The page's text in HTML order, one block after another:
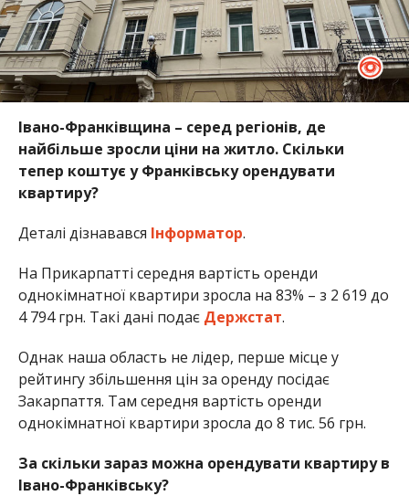
Івано-Франківщина – серед регіонів, де
найбільше зросли ціни на житло. Скільки
тепер коштує у Франківську орендувати
квартиру?
Деталі дізнавався Інформатор.
На Прикарпатті середня вартість оренди
однокімнатної квартири зросла на 83% – з 2 619 до
4 794 грн. Такі дані подає Держстат.
Однак наша область не лідер, перше місце у
рейтингу збільшення цін за оренду посідає
Закарпаття. Там середня вартість оренди
однокімнатної квартири зросла до 8 тис. 56 грн.
За скільки зараз можна орендувати квартиру в
Івано-Франківську?